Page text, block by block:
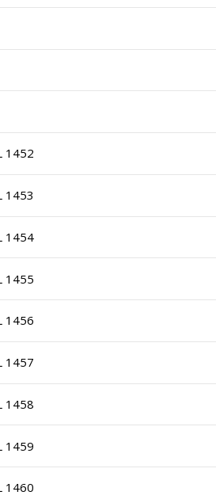
1452
1453
1454
1455
1456
1457
1458
1459
1460